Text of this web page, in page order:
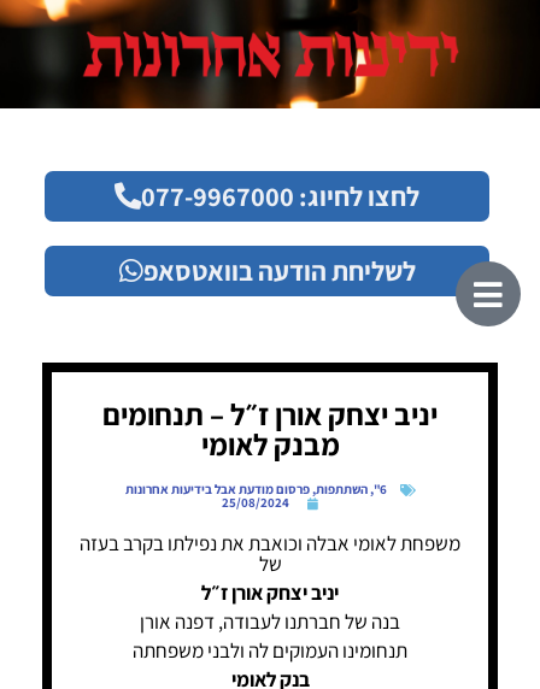
לחצו לחיוג: 077-9967000
לשליחת הודעה בוואטסאפ
יניב יצחק אורן ז״ל – תנחומים
מבנק לאומי
6"
,השתתפות,פרסום מודעת אבל בידיעות אחרונות
25/08/2024
משפחת לאומי אבלה וכואבת את נפילתו בקרב בעזה
של
יניב יצחק אורן ז״ל
בנה של חברתנו לעבודה, דפנה אורן
תנחומינו העמוקים לה ולבני משפחתה
בנק לאומי